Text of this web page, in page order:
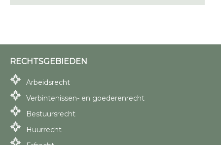
RECHTSGEBIEDEN
Arbeidsrecht
Verbintenissen- en goederenrecht
Bestuursrecht
Huurrecht